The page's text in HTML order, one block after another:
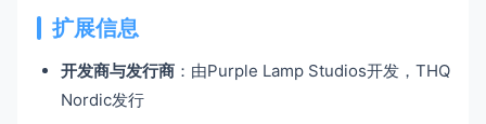
扩展信息
开发商与发行商 ：由Purple Lamp Studios开发，THQ
Nordic发行